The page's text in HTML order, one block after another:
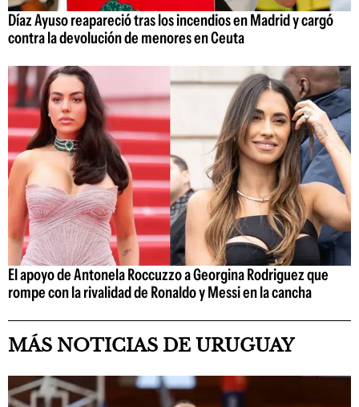
Díaz Ayuso reapareció tras los incendios en Madrid y cargó
contra la devolución de menores en Ceuta
El apoyo de Antonela Roccuzzo a Georgina Rodriguez que
rompe con la rivalidad de Ronaldo y Messi en la cancha
MÁS NOTICIAS DE URUGUAY